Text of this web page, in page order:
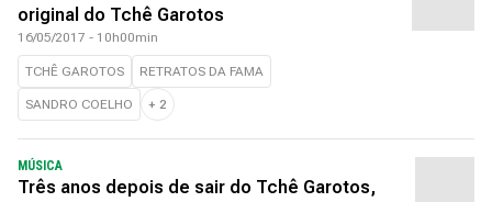
original do Tchê Garotos
16/05/2017 - 10h00min
TCHÊ GAROTOS RETRATOS DA FAMA
SANDRO COELHO + 2
MÚSICA
Três anos depois de sair do Tchê Garotos,